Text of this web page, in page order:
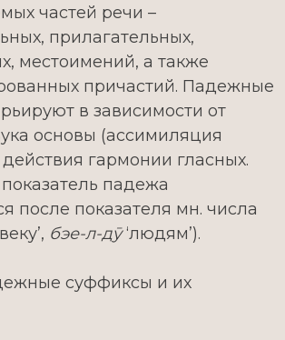
частей речи –
прилагательных,
местоимений, а также
причастий. Падежные
в зависимости от
основы (ассимиляция
гармонии гласных.
падежа
после показателя мн. числа
бэе-л-дӯ‘людям’).
суффиксы и их